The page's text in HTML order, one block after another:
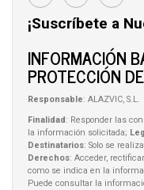
¡Suscríbete a
INFORMACIÓN
PROTECCIÓN
Responsable: ALAZVIC, S.L.
Finalidad : Responder las
la información solicitada;
Destinatarios: Solo se
Derechos: Acceder,
como se indica en la
Puede consultar la